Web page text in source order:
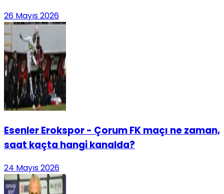
26 Mayıs 2026
Esenler Erokspor - Çorum FK maçı ne zaman,
saat kaçta hangi kanalda?
24 Mayıs 2026